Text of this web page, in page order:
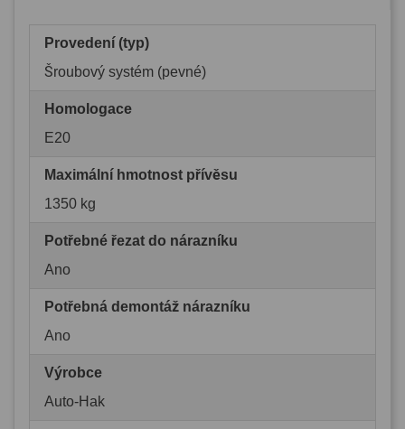
Provedení (typ)
Šroubový systém (pevné)
Homologace
E20
Maximální hmotnost přívěsu
1350 kg
Potřebné řezat do nárazníku
Ano
Potřebná demontáž nárazníku
Ano
Výrobce
Auto-Hak